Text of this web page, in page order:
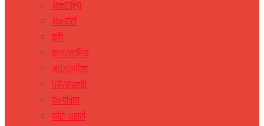
अन्तराष्ट्रिय
अन्तर्वार्ता
कृषि
कला/साहित्य
अर्थ/वाणीज्य
धर्म/संस्कृति
पत्र-पत्रिका
फोटो ग्यलरी